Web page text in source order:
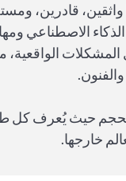
واثقين، قادرين،
الاصطناعي
المشكلات
حيث يُعرف كل
خارجها.